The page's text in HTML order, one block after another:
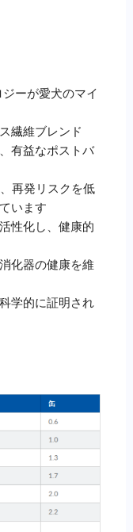
ーが愛犬のマイ
繊維ブレンド
有益なポストバ
再発リスクを低
います
性化し、健康的
化器の健康を維
学的に証明され